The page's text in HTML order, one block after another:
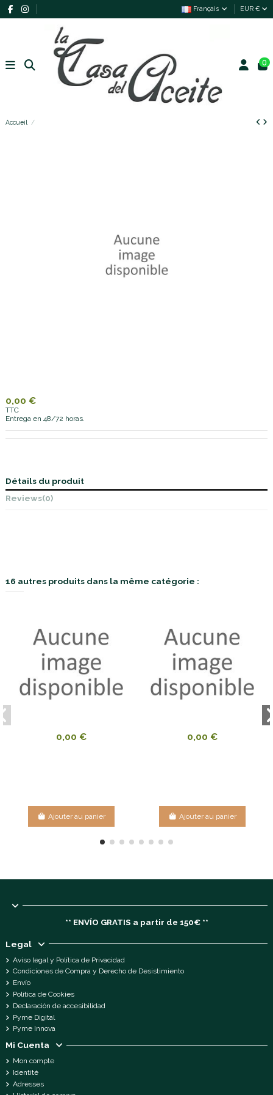
Français EUR €
0
Accueil
0,00 €
TTC
Entrega en 48/72 horas.
Détails du produit
Reviews(0)
16 autres produits dans la même catégorie :
0,00 €
Ajouter au panier
0,00 €
Ajouter au panier
** ENVÍO GRATIS a partir de 150€ **
Legal
Aviso legal y Política de Privacidad
Condiciones de Compra y Derecho de Desistimiento
Envío
Política de Cookies
Declaración de accesibilidad
Pyme Digital
Pyme Innova
Mi Cuenta
Mon compte
Identité
Adresses